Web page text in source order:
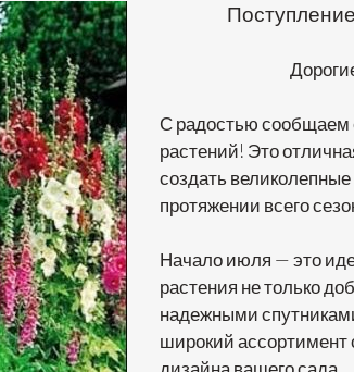
С радостью сообщаем
растений! Это
создать
протяжении всего
Начало июля — это
растения не только
надежными
широкий ассортимент